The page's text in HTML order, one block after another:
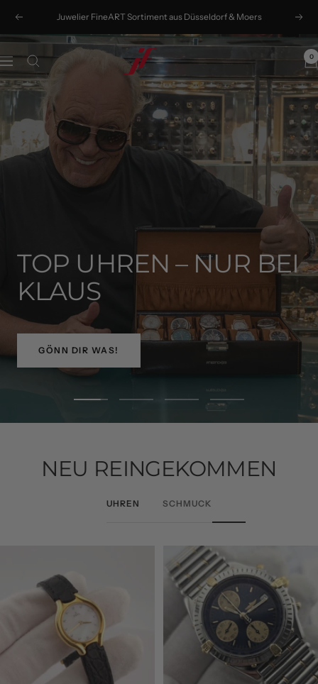
Inhalt
Zurück Juwelier FineART Sortiment aus Düsseldorf & Moers
Navigation
Klaus
Gawron
0
TOP UHREN – NUR BEI
KLAUS
GÖNN DIR WAS!
Slide
gehen
Slide
gehen
Slide
gehen
Zur
Slide
gehen
NEU REINGEKOMMEN
UHREN SCHMUCK